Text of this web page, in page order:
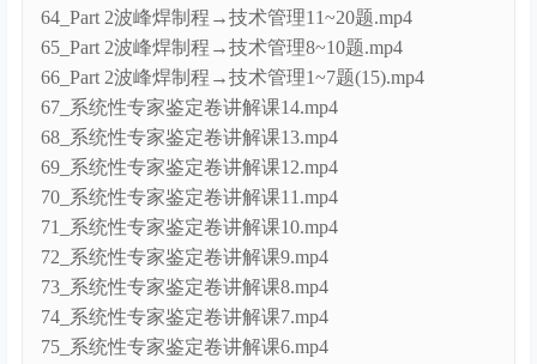
64_Part 2波峰焊制程→技术管理11~20题.mp4
65_Part 2波峰焊制程→技术管理8~10题.mp4
66_Part 2波峰焊制程→技术管理1~7题(15).mp4
67_系统性专家鉴定卷讲解课14.mp4
68_系统性专家鉴定卷讲解课13.mp4
69_系统性专家鉴定卷讲解课12.mp4
70_系统性专家鉴定卷讲解课11.mp4
71_系统性专家鉴定卷讲解课10.mp4
72_系统性专家鉴定卷讲解课9.mp4
73_系统性专家鉴定卷讲解课8.mp4
74_系统性专家鉴定卷讲解课7.mp4
75_系统性专家鉴定卷讲解课6.mp4